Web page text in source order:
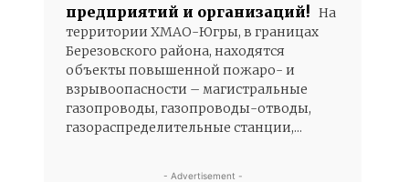
предприятий и организаций! На
территории ХМАО-Югры, в границах
Березовского района, находятся
объекты повышенной пожаро- и
взрывоопасности – магистральные
газопроводы, газопроводы-отводы,
газораспределительные станции,...
- Advertisement -